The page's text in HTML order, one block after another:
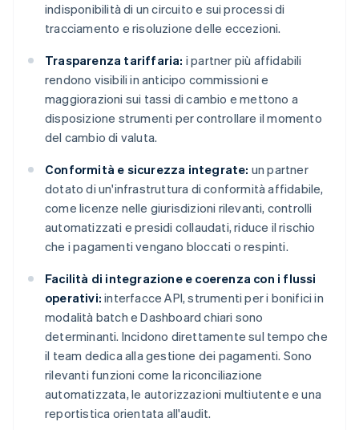
indisponibilità di un circuito e sui processi di
tracciamento e risoluzione delle eccezioni.
Trasparenza tariffaria: i partner più affidabili
rendono visibili in anticipo commissioni e
maggiorazioni sui tassi di cambio e mettono a
disposizione strumenti per controllare il momento
del cambio di valuta.
Conformità e sicurezza integrate: un partner
dotato di un'infrastruttura di conformità affidabile,
come licenze nelle giurisdizioni rilevanti, controlli
automatizzati e presidi collaudati, riduce il rischio
che i pagamenti vengano bloccati o respinti.
Facilità di integrazione e coerenza con i flussi
operativi: interfacce API, strumenti per i bonifici in
modalità batch e Dashboard chiari sono
determinanti. Incidono direttamente sul tempo che
il team dedica alla gestione dei pagamenti. Sono
rilevanti funzioni come la riconciliazione
automatizzata, le autorizzazioni multiutente e una
reportistica orientata all'audit.